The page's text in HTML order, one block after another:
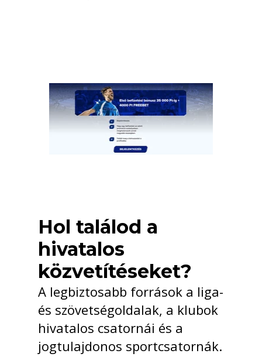
Hol találod a
hivatalos
közvetítéseket?
A legbiztosabb források a liga-
és szövetségoldalak, a klubok
hivatalos csatornái és a
jogtulajdonos sportcsatornák.